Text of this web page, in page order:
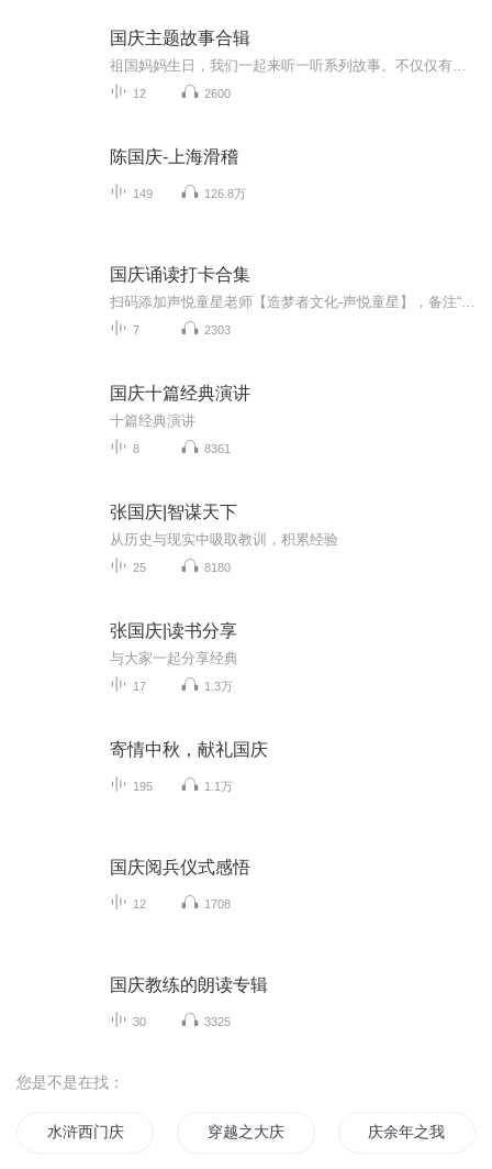
国庆主题故事合辑
12 2600
陈国庆-上海滑稽
149 126.8万
国庆诵读打卡合集
7 2303
国庆十篇经典演讲
十篇经典演讲
8 8361
张国庆|智谋天下
从历史与现实中吸取教训，积累经验
25 8180
张国庆|读书分享
与大家一起分享经典
17 1.3万
寄情中秋，献礼国庆
195 1.1万
国庆阅兵仪式感悟
12 1708
国庆教练的朗读专辑
30 3325
您是不是在找：
水浒西门庆 穿越之大庆帝国 庆余年之我叫王